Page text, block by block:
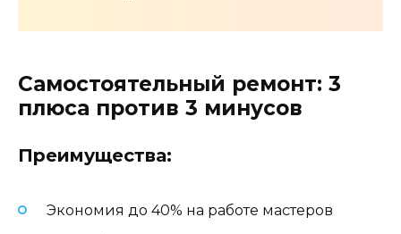
Самостоятельный ремонт: 3
плюса против 3 минусов
Преимущества:
Экономия до 40% на работе мастеров